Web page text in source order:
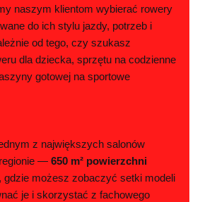
naszym klientom wybierać rowery
do ich stylu jazdy, potrzeb i
od tego, czy szukasz
dla dziecka, sprzętu na codzienne
gotowej na sportowe
z największych salonów
— 650 m² powierzchni
, gdzie możesz zobaczyć setki modeli
je i skorzystać z fachowego